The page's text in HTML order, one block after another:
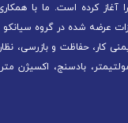
سال 1385 فعالیت خود را آغاز
عرضه شده در گروه
کار، حفاظت و بازرسی،
بادسنج، اکسیژن